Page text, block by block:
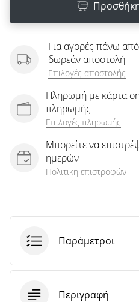
Για αγορές πάνω από
δωρεάν αποστολή
Επιλογές αποστολής
Πληρωμή με κάρτα
πληρωμής
Επιλογές πληρωμής
Μπορείτε να
ημερών
Πολιτική επιστροφών
Παράμετροι
Περιγραφή